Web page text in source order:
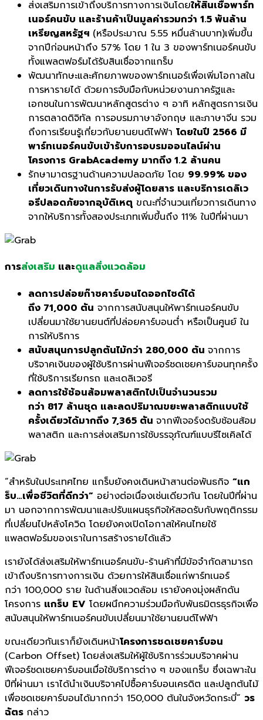
ส่งเสริมการเข้าถึงบริการทางการเงินโดยให้สินเชื่อพาร์ท
เนอร์คนขับ และร้านค้าเป็นมูลค่ารวมกว่า 1.5 พันล้าน
เหรียญสหรัฐฯ (หรือประมาณ 5.55 หมื่นล้านบาท)เพิ่มขึ้น
จากปีก่อนหน้าถึง 57% โดย 1 ใน 3 ของพาร์ทเนอร์คนขับ
ทั้งแพลตฟอร์มได้รับสินเชื่อจากแกร็บ
พัฒนาทักษะและศักยภาพของพาร์ทเนอร์เพื่อเพิ่มโอกาสใน
การหารายได้ ด้วยการจับมือกับหน่วยงานภาครัฐและ
เอกชนในการพัฒนาหลักสูตรต่าง ๆ อาทิ หลักสูตรการเงิน
การตลาดดิจิทัล การอบรมภาษาอังกฤษ และภาษาจีน รวม
ถึงการเรียนรู้เกี่ยวกับยานยนต์ไฟฟ้า โดยในปี 2566 มี
พาร์ทเนอร์คนขับเข้ารับการอบรมออนไลน์ผ่าน
โครงการ GrabAcademy มากถึง 1.2 ล้านคน
รักษามาตรฐานด้านความปลอดภัย โดย 99.99% ของ
เที่ยวเดินทางในการรับส่งผู้โดยสาร และบริการเดลิเว
อรีปลอดภัยจากอุบัติเหตุ ขณะที่จำนวนเที่ยวการเดินทาง
จากให้บริการทั้งสองประเภทเพิ่มขึ้นถึง 11% ในปีที่ผ่านมา
การส่งเสริม และดูแลสิ่งแวดล้อม
ลดการปล่อยก๊าซคาร์บอนไดออกไซด์ได้
ถึง 71,000 ตัน จากการสนับสนุนให้พาร์ทเนอร์คนขับ
เปลี่ยนมาใช้ยานยนต์ที่ปล่อยคาร์บอนต่ำ หรือเป็นศูนย์ ใน
การให้บริการ
สนับสนุนการปลูกต้นไม้กว่า 280,000 ต้น จากการ
บริจาคเงินของผู้ใช้บริการผ่านฟีเจอร์ชดเชยคาร์บอนทุกครั้ง
ที่ใช้บริการเรียกรถ และเดลิเวอรี
ลดการใช้ช้อนส้อมพลาสติกไปเป็นจำนวนรวม
กว่า 817 ล้านชุด และลดปริมาณขยะพลาสติกแบบใช้
ครั้งเดียวได้มากถึง 7,365 ตัน จากฟีเจอร์งดรับช้อนส้อม
พลาสติก และการส่งเสริมการใช้บรรจุภัณฑ์แบบรีไซเคิลได้
“สำหรับในประเทศไทย แกร็บยังคงเดินหน้าสานต่อพันธกิจ “แก
ร็บ…เพื่อชีวิตที่ดีกว่า” อย่างต่อเนื่องเช่นเดียวกัน โดยในปีที่ผ่าน
มา นอกจากการพัฒนาและปรับแผนธุรกิจให้สอดรับกับพฤติกรรม
ที่เปลี่ยนไปหลังโควิด โดยยังคงเปิดโอกาสให้คนไทยใช้
แพลตฟอร์มของเราในการสร้างรายได้แล้ว
เรายังได้ส่งเสริมให้พาร์ทเนอร์คนขับ-ร้านค้าที่มีข้อจำกัดสามารถ
เข้าถึงบริการทางการเงิน ด้วยการให้สินเชื่อแก่พาร์ทเนอร์
กว่า 100,000 ราย ในด้านสิ่งแวดล้อม เรายังคงมุ่งผลักดัน
โครงการ แกร็บ EV โดยผนึกความร่วมมือกับพันธมิตรธุรกิจเพื่อ
สนับสนุนให้พาร์ทเนอร์คนขับเปลี่ยนมาใช้ยานยนต์ไฟฟ้า
ขณะเดียวกันเราก็ยังเดินหน้าโครงการชดเชยคาร์บอน
(Carbon Offset) โดยส่งเสริมให้ผู้ใช้บริการร่วมบริจาคผ่าน
ฟีเจอร์ชดเชยคาร์บอนเมื่อใช้บริการต่าง ๆ ของแกร็บ ซึ่งเฉพาะใน
ปีที่ผ่านมา เราได้นำเงินบริจาคไปซื้อคาร์บอนเครดิต และปลูกต้นไม้
เพื่อชดเชยคาร์บอนได้มากกว่า 150,000 ต้นในจังหวัดกระบี่” วร
ฉัตร กล่าว